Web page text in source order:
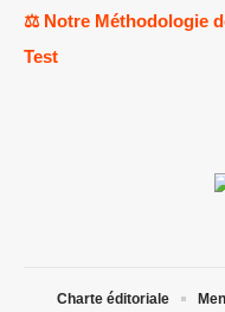
⚖️ Notre Méthodologie
Test
Charte éditoriale